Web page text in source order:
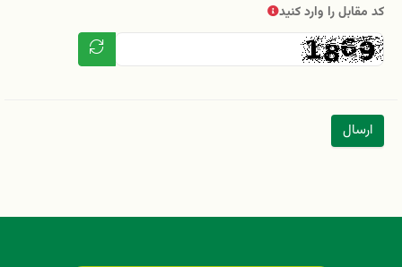
کد مقابل را وارد کنید
ارسال